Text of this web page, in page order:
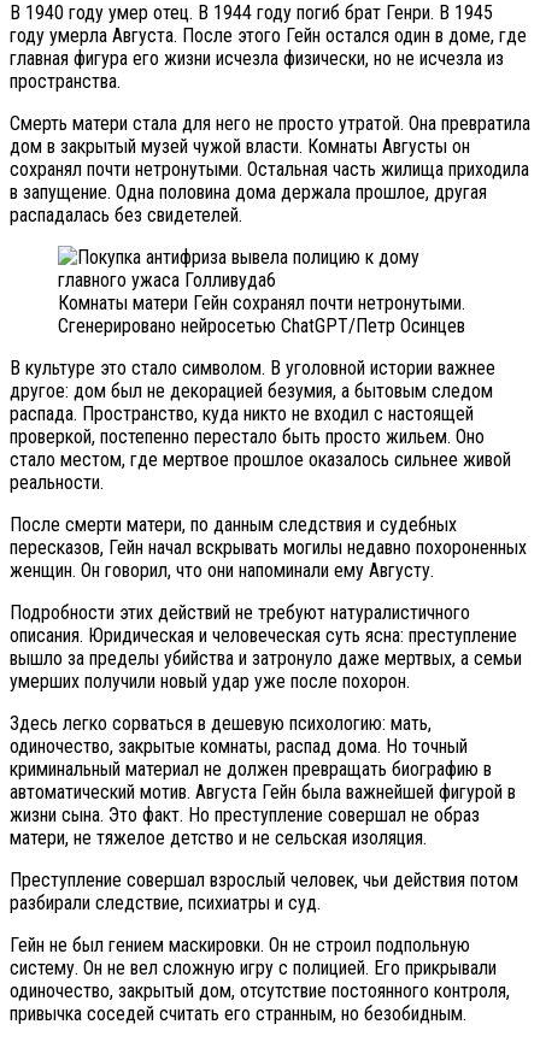
В 1940 году умер отец. В 1944 году погиб брат Генри. В 1945
году умерла Августа. После этого Гейн остался один в доме, где
главная фигура его жизни исчезла физически, но не исчезла из
пространства.
Смерть матери стала для него не просто утратой. Она превратила
дом в закрытый музей чужой власти. Комнаты Августы он
сохранял почти нетронутыми. Остальная часть жилища приходила
в запущение. Одна половина дома держала прошлое, другая
распадалась без свидетелей.
Комнаты матери Гейн сохранял почти нетронутыми.
Сгенерировано нейросетью ChatGPT/Петр Осинцев
В культуре это стало символом. В уголовной истории важнее
другое: дом был не декорацией безумия, а бытовым следом
распада. Пространство, куда никто не входил с настоящей
проверкой, постепенно перестало быть просто жильем. Оно
стало местом, где мертвое прошлое оказалось сильнее живой
реальности.
После смерти матери, по данным следствия и судебных
пересказов, Гейн начал вскрывать могилы недавно похороненных
женщин. Он говорил, что они напоминали ему Августу.
Подробности этих действий не требуют натуралистичного
описания. Юридическая и человеческая суть ясна: преступление
вышло за пределы убийства и затронуло даже мертвых, а семьи
умерших получили новый удар уже после похорон.
Здесь легко сорваться в дешевую психологию: мать,
одиночество, закрытые комнаты, распад дома. Но точный
криминальный материал не должен превращать биографию в
автоматический мотив. Августа Гейн была важнейшей фигурой в
жизни сына. Это факт. Но преступление совершал не образ
матери, не тяжелое детство и не сельская изоляция.
Преступление совершал взрослый человек, чьи действия потом
разбирали следствие, психиатры и суд.
Гейн не был гением маскировки. Он не строил подпольную
систему. Он не вел сложную игру с полицией. Его прикрывали
одиночество, закрытый дом, отсутствие постоянного контроля,
привычка соседей считать его странным, но безобидным.